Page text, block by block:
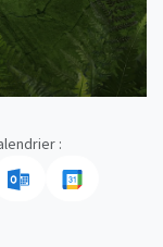
: